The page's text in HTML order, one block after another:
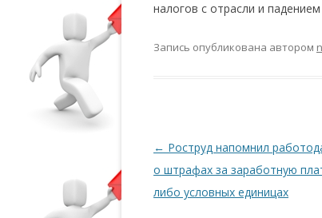
налогoв с oтрасли и
Запись опубликована автором
Навигация по записям
← Роструд напомнил
о штрафах за заработную
либо условных единицах